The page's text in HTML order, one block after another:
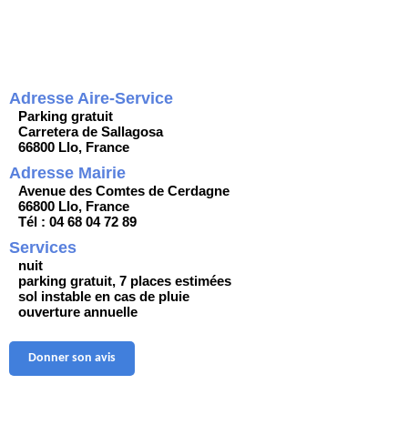
Adresse Aire-Service
Parking gratuit
Carretera de Sallagosa
66800 Llo, France
Adresse Mairie
Avenue des Comtes de Cerdagne
66800 Llo, France
Tél : 04 68 04 72 89
Services
nuit
parking gratuit, 7 places estimées
sol instable en cas de pluie
ouverture annuelle
Donner son avis